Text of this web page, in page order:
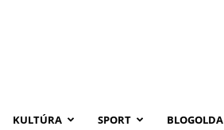
KULTÚRA SPORT BLOGOLDA